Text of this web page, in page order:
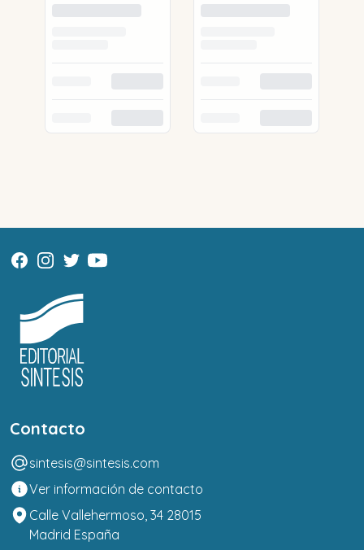
Contacto
sintesis@sintesis.com
Ver información de contacto
Calle Vallehermoso, 34 28015
Madrid España